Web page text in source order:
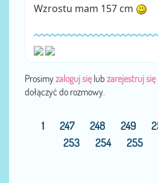
Wzrostu mam 157 cm
Prosimyzaloguj sięlub zarejestruj
dołączyć do rozmowy.
1 247 248 249
253
254 255